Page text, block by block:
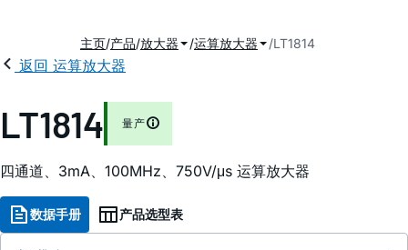
主页 产品 放大器 运算放大器 LT1814
返回 运算放大器
LT1814 量产
四通道、3mA、100MHz、750V/μs 运算放大器
数据手册 产品选型表